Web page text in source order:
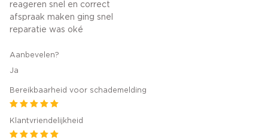
reageren snel en correct
afspraak maken ging snel
reparatie was oké
Aanbevelen?
Ja
Bereikbaarheid voor schademelding
Klantvriendelijkheid